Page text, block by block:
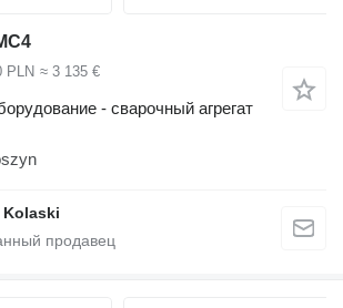
PLN ≈ 3 135 €
- сварочный агрегат
Kolaski